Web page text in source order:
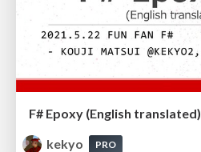
F# Epoxy (English translated)
kekyo
PRO